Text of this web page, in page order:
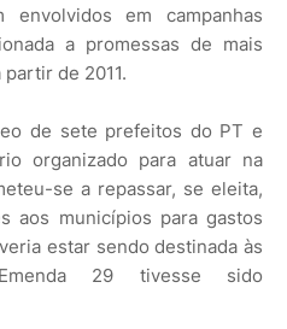
em campanhas
a promessas de mais
de 2011.
de sete prefeitos do PT e
organizado para atuar na
se a repassar, se eleita,
aos municípios para gastos
estar sendo destinada às
29 tivesse sido